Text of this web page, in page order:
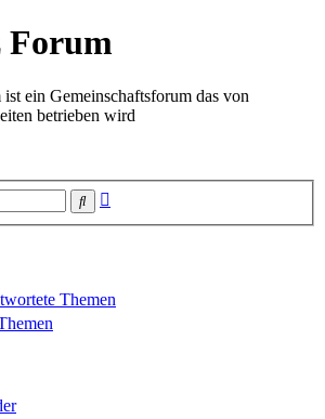
Forum
ein Gemeinschaftsforum das von
betrieben wird
Suche
Themen